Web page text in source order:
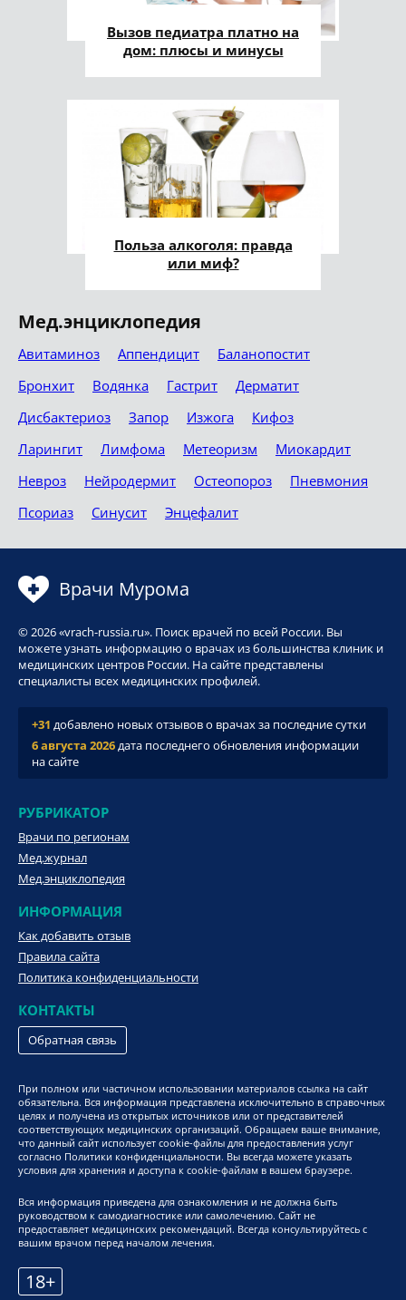
Вызов педиатра платно на
дом: плюсы и минусы
Польза алкоголя: правда
или миф?
Мед.энциклопедия
Авитаминоз Аппендицит
Баланопостит
Бронхит
Водянка Гастрит
Дерматит
Дисбактериоз
Запор Изжога
Кифоз
Ларингит
Лимфома Метеоризм
Миокардит
Невроз
Нейродермит Остеопороз
Пневмония
Псориаз
Синусит Энцефалит
Врачи Мурома
© 2026 «vrach-russia.ru». Поиск врачей по всей России. Вы
можете узнать информацию о врачах из большинства клиник и
медицинских центров России. На сайте представлены
специалисты всех медицинских профилей.
+31 добавлено новых отзывов о врачах за последние сутки
6 августа 2026дата последнего обновления информации
на сайте
РУБРИКАТОР
Врачи по регионам
Мед.журнал
Мед.энциклопедия
ИНФОРМАЦИЯ
Как добавить отзыв
Правила сайта
Политика конфиденциальности
КОНТАКТЫ
Обратная связь
При полном или частичном использовании материалов ссылка на сайт
обязательна. Вся информация представлена исключительно в справочных
целях и получена из открытых источников или от представителей
соответствующих медицинских организаций. Обращаем ваше внимание,
что данный сайт использует cookie-файлы для предоставления услуг
согласно Политики конфиденциальности. Вы всегда можете указать
условия для хранения и доступа к cookie-файлам в вашем браузере.
Вся информация приведена для ознакомления и не должна быть
руководством к самодиагностике или самолечению. Сайт не
предоставляет медицинских рекомендаций. Всегда консультируйтесь с
вашим врачом перед началом лечения.
18+